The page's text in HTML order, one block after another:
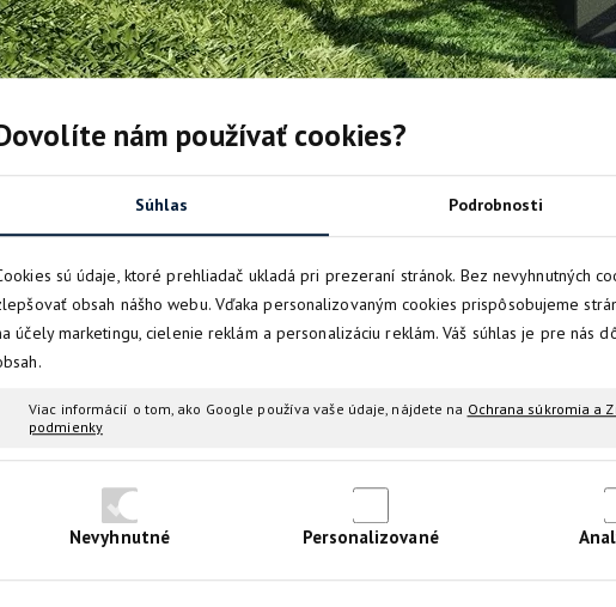
Atrium 06
nám používať cookies?
Súhlas Podrobnosti
sú údaje, ktoré prehliadač ukladá pri prezeraní stránok. Bez nevyhnutných
obsah nášho webu. Vďaka personalizovaným cookies prispôsobujeme
účely marketingu, cielenie reklám a personalizáciu reklám. Váš súhlas je pre nás
Viac informácií o tom, ako Google používa vaše údaje, nájdete na Ochrana súkromia a
podmienky
Nevyhnutné Personalizované